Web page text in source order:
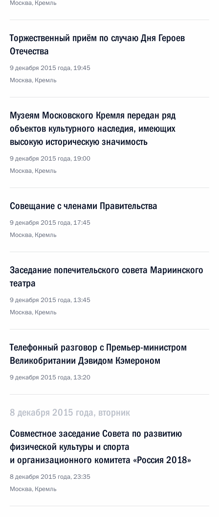
Москва, Кремль
Торжественный приём по случаю Дня Героев
Отечества
9 декабря 2015 года, 19:45
Москва, Кремль
Музеям Московского Кремля передан ряд
объектов культурного наследия, имеющих
высокую историческую значимость
9 декабря 2015 года, 19:00
Москва, Кремль
Совещание с членами Правительства
9 декабря 2015 года, 17:45
Москва, Кремль
Заседание попечительского совета Мариинского
театра
9 декабря 2015 года, 13:45
Москва, Кремль
Телефонный разговор с Премьер-министром
Великобритании Дэвидом Кэмероном
9 декабря 2015 года, 13:20
8 декабря 2015 года, вторник
Совместное заседание Совета по развитию
физической культуры и спорта
и организационного комитета «Россия 2018»
8 декабря 2015 года, 23:35
Москва, Кремль